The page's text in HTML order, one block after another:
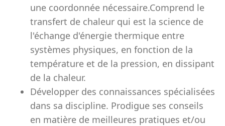
une coordonnée nécessaire.Comprend le
transfert de chaleur qui est la science de
l'échange d'énergie thermique entre
systèmes physiques, en fonction de la
température et de la pression, en dissipant
de la chaleur.
Développer des connaissances spécialisées
dans sa discipline. Prodigue ses conseils
en matière de meilleures pratiques et/ou